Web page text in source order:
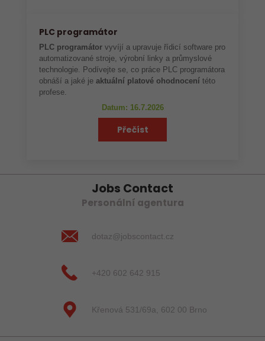
PLC programátor
PLC programátor vyvíjí a upravuje řídicí software pro
automatizované stroje, výrobní linky a průmyslové
technologie. Podívejte se, co práce PLC programátora
obnáší a jaké je aktuální platové ohodnocení této
profese.
Datum: 16.7.2026
Přečíst
Jobs Contact
Personální agentura
dotaz@jobscontact.cz
+420 602 642 915
Křenová 531/69a, 602 00 Brno